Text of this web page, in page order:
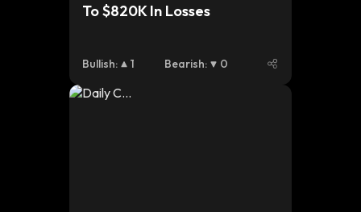
To $820K In Losses
Bullish: 1 Bearish: 0